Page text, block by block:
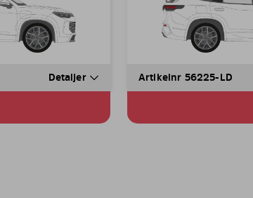
Detaljer Artikelnr 56225-LD